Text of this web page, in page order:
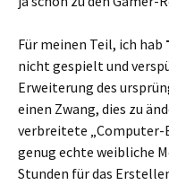
Für meinen Teil, ich hab
nicht gespielt und
Erweiterung des
einen Zwang, dies zu
verbreitete „Computer-
genug echte weibliche
Stunden für das